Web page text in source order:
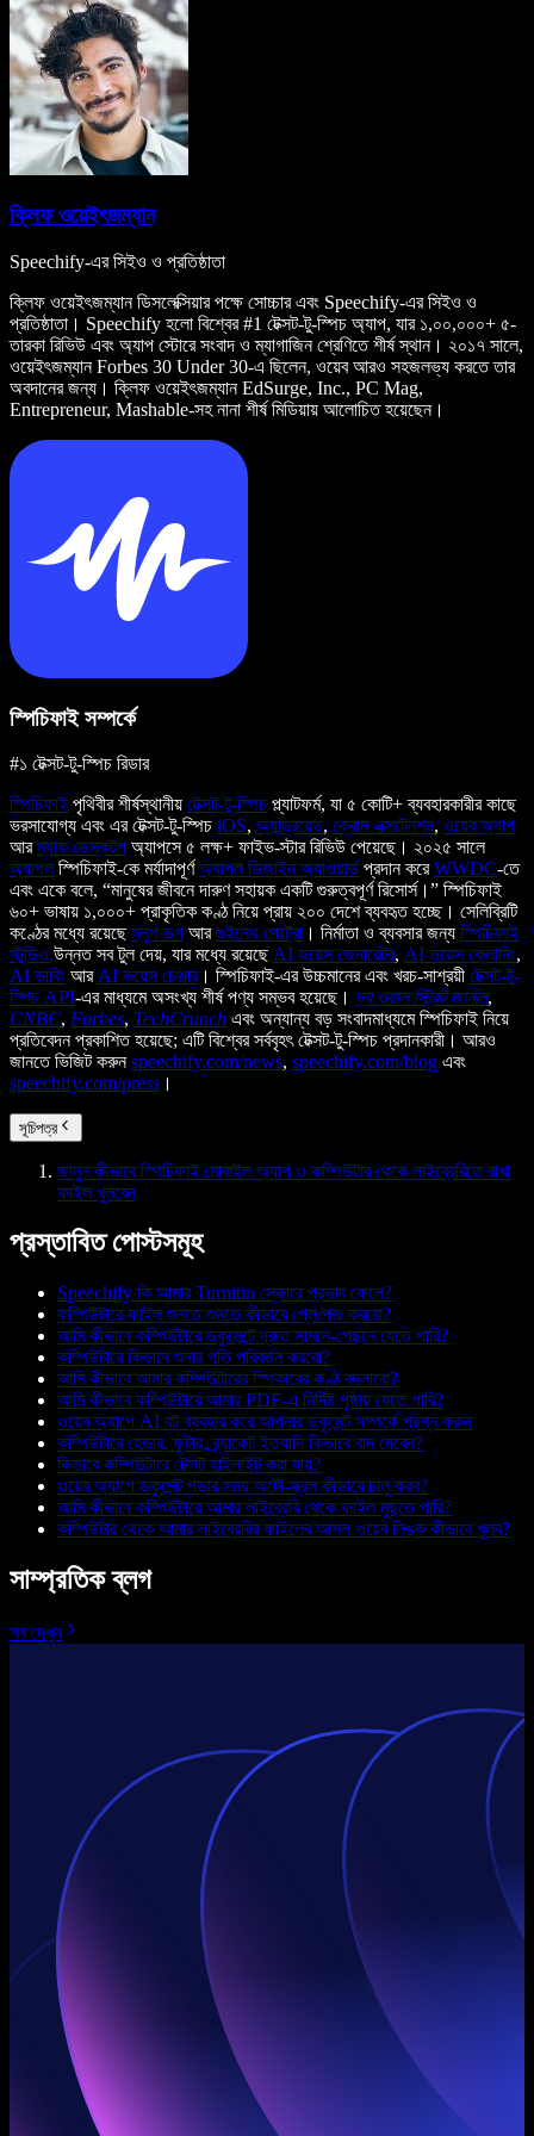
ক্লিফ ওয়েইৎজম্যান
Speechify-এর সিইও ও প্রতিষ্ঠাতা
ক্লিফ ওয়েইৎজম্যান ডিসলেক্সিয়ার পক্ষে সোচ্চার এবং Speechify-এর সিইও ও
প্রতিষ্ঠাতা। Speechify হলো বিশ্বের #1 টেক্সট-টু-স্পিচ অ্যাপ, যার ১,০০,০০০+ ৫-
তারকা রিভিউ এবং অ্যাপ স্টোরে সংবাদ ও ম্যাগাজিন শ্রেণিতে শীর্ষ স্থান। ২০১৭ সালে,
ওয়েইৎজম্যান Forbes 30 Under 30-এ ছিলেন, ওয়েব আরও সহজলভ্য করতে তার
অবদানের জন্য। ক্লিফ ওয়েইৎজম্যান EdSurge, Inc., PC Mag,
Entrepreneur, Mashable-সহ নানা শীর্ষ মিডিয়ায় আলোচিত হয়েছেন।
স্পিচিফাই সম্পর্কে
#১ টেক্সট-টু-স্পিচ রিডার
স্পিচিফাই পৃথিবীর শীর্ষস্থানীয় টেক্সট-টু-স্পিচ প্ল্যাটফর্ম, যা ৫ কোটি+ ব্যবহারকারীর কাছে
ভরসাযোগ্য এবং এর টেক্সট-টু-স্পিচ iOS, অ্যান্ড্রয়েড, ক্রোম এক্সটেনশন, ওয়েব অ্যাপ
আরম্যাক ডেস্কটপ অ্যাপসে ৫ লক্ষ+ ফাইভ-স্টার রিভিউ পেয়েছে। ২০২৫ সালে
অ্যাপলস্পিচিফাই-কে মর্যাদাপূর্ণঅ্যাপল ডিজাইন অ্যাওয়ার্ড প্রদান করেWWDC-তে
এবং একে বলে, “মানুষের জীবনে দারুণ সহায়ক একটি গুরুত্বপূর্ণ রিসোর্স।” স্পিচিফাই
৬০+ ভাষায় ১,০০০+ প্রাকৃতিক কণ্ঠ নিয়ে প্রায় ২০০ দেশে ব্যবহৃত হচ্ছে। সেলিব্রিটি
কণ্ঠের মধ্যে রয়েছেস্নুপ ডগ আরগুইনেথ পেল্ট্রো । নির্মাতা ও ব্যবসার জন্য স্পিচিফাই
স্টুডিও উন্নত সব টুল দেয়, যার মধ্যে রয়েছে AI ভয়েস জেনারেটর, AI ভয়েস ক্লোনিং,
AI ডাবিং আর AI ভয়েস চেঞ্জার। স্পিচিফাই-এর উচ্চমানের এবং খরচ-সাশ্রয়ী টেক্সট-টু-
স্পিচ API-এর মাধ্যমে অসংখ্য শীর্ষ পণ্য সম্ভব হয়েছে। দ্য ওয়াল স্ট্রিট জার্নাল,
CNBC, Forbes, TechCrunch এবং অন্যান্য বড় সংবাদমাধ্যমে স্পিচিফাই নিয়ে
প্রতিবেদন প্রকাশিত হয়েছে; এটি বিশ্বের সর্ববৃহৎ টেক্সট-টু-স্পিচ প্রদানকারী। আরও
জানতে ভিজিট করুনspeechify.com/news, speechify.com/blog এবং
speechify.com/press ।
সূচিপত্র
জানুন কীভাবে স্পিচিফাই মোবাইল অ্যাপ ও কম্পিউটার থেকে লাইব্রেরিতে রাখা
ফাইল খুলবেন
প্রস্তাবিত পোস্টসমূহ
Speechify কি আমার Turnitin স্কোরে প্রভাব ফেলে?
কম্পিউটারে ফাইল শুনতে শুনতে কীভাবে প্লে/পজ করবো?
আমি কীভাবে কম্পিউটারে ডকুমেন্টে দ্রুত সামনে-পেছনে যেতে পারি?
কম্পিউটারে কিভাবে শুনার গতি পরিবর্তন করবো?
আমি কীভাবে আমার কম্পিউটারের স্পিকারের কণ্ঠ বদলাবো?
আমি কীভাবে কম্পিউটারে আমার PDF-এ নির্দিষ্ট পৃষ্ঠায় যেতে পারি?
ওয়েব অ্যাপে AI বট ব্যবহার করে আপনার ডকুমেন্ট সম্পর্কে প্রশ্ন করুন
কম্পিউটারে হেডার, ফুটার, ব্র্যাকেট ইত্যাদি কিভাবে বাদ দেবেন?
কিভাবে কম্পিউটারে টেক্সট হাইলাইট করা যায়?
ওয়েব অ্যাপে ডকুমেন্ট পড়ার সময় অটো-স্ক্রল কীভাবে চালু করব?
আমি কীভাবে কম্পিউটারে আমার লাইব্রেরি থেকে ফাইল মুছতে পারি?
কম্পিউটার থেকে আমার লাইব্রেরির ফাইলের আসল ওয়েব লিঙ্ক কীভাবে খুলব?
সাম্প্রতিক ব্লগ
সব দেখুন